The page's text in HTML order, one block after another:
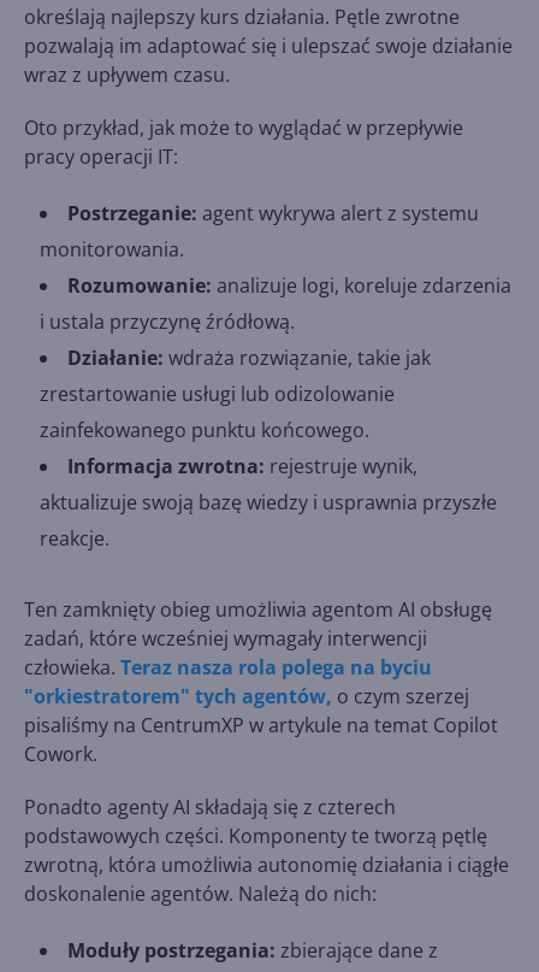
określają najlepszy kurs działania. Pętle zwrotne
pozwalają im adaptować się i ulepszać swoje działanie
wraz z upływem czasu.
Oto przykład, jak może to wyglądać w przepływie
pracy operacji IT:
Postrzeganie: agent wykrywa alert z systemu
monitorowania.
Rozumowanie: analizuje logi, koreluje zdarzenia
i ustala przyczynę źródłową.
Działanie: wdraża rozwiązanie, takie jak
zrestartowanie usługi lub odizolowanie
zainfekowanego punktu końcowego.
Informacja zwrotna: rejestruje wynik,
aktualizuje swoją bazę wiedzy i usprawnia przyszłe
reakcje.
Ten zamknięty obieg umożliwia agentom AI obsługę
zadań, które wcześniej wymagały interwencji
człowieka. Teraz nasza rola polega na byciu
"orkiestratorem" tych agentów, o czym szerzej
pisaliśmy na CentrumXP w artykule na temat Copilot
Cowork.
Ponadto agenty AI składają się z czterech
podstawowych części. Komponenty te tworzą pętlę
zwrotną, która umożliwia autonomię działania i ciągłe
doskonalenie agentów. Należą do nich:
Moduły postrzegania: zbierające dane z